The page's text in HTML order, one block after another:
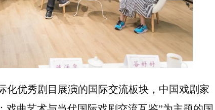
化优秀剧目展演的国际交流板块，中国戏剧家